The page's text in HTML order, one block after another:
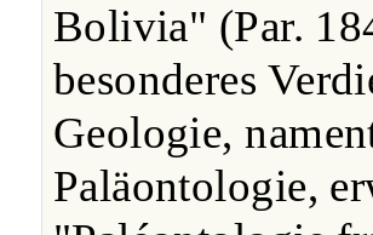
Bolivia" (Par.
besonderes
Geologie,
Paläontologie,